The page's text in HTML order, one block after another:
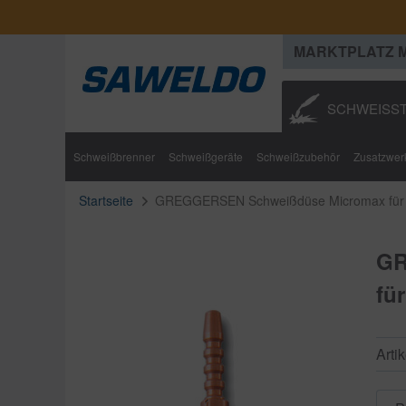
MARKTPLATZ
Schweißbrenner Schweißgeräte Schweißzubehör
Startseite GREGGERSEN Schweißdüse Micromax